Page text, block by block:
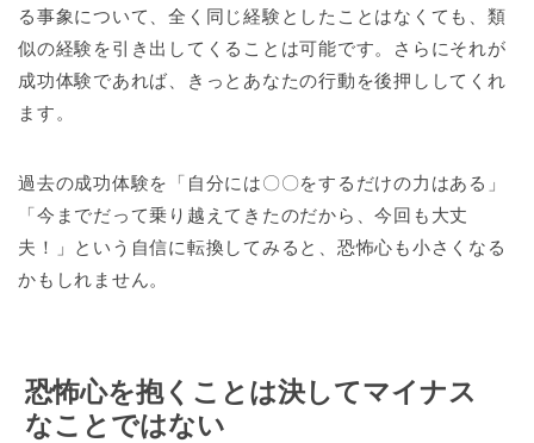
る事象について、全く同じ経験としたことはなくても、類
似の経験を引き出してくることは可能です。さらにそれが
成功体験であれば、きっとあなたの行動を後押ししてくれ
ます。
過去の成功体験を「自分には〇〇をするだけの力はある」
「今までだって乗り越えてきたのだから、今回も大丈
夫！」という自信に転換してみると、恐怖心も小さくなる
かもしれません。
恐怖心を抱くことは決してマイナス
なことではない